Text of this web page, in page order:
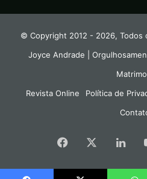
© Copyright 2012 - 2026,
Joyce Andrade |
Revista Online
Política de
Facebook